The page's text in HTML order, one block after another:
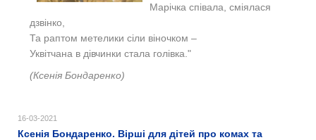
Марічка співала, сміялася
дзвінко,
Та раптом метелики сіли віночком –
Уквітчана в дівчинки стала голівка."
(Ксенія Бондаренко)
16-03-2021
Ксенія Бондаренко. Вірші для дітей про комах та